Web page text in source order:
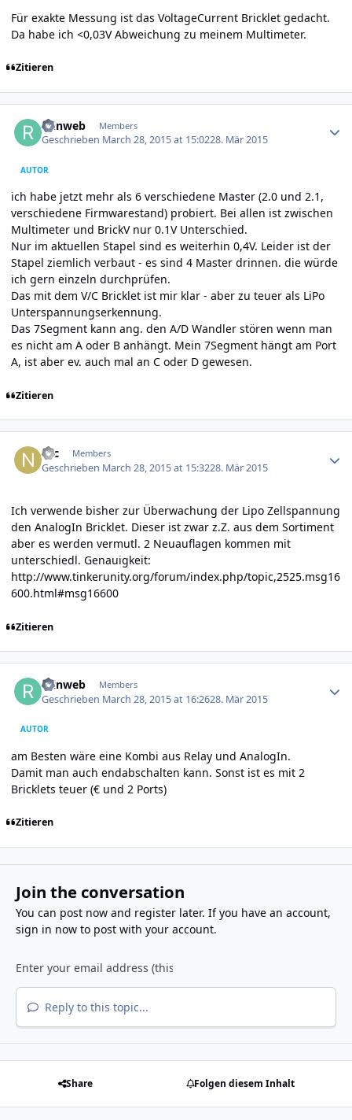
Für exakte Messung ist das VoltageCurrent Bricklet gedacht.
Da habe ich <0,03V Abweichung zu meinem Multimeter.
Zitieren
reinweb Members
Geschrieben March 28, 2015 at 15:0228. Mär 2015
AUTOR
ich habe jetzt mehr als 6 verschiedene Master (2.0 und 2.1,
verschiedene Firmwarestand) probiert. Bei allen ist zwischen
Multimeter und BrickV nur 0.1V Unterschied.
Nur im aktuellen Stapel sind es weiterhin 0,4V. Leider ist der
Stapel ziemlich verbaut - es sind 4 Master drinnen. die würde
ich gern einzeln durchprüfen.
Das mit dem V/C Bricklet ist mir klar - aber zu teuer als LiPo
Unterspannungserkennung.
Das 7Segment kann ang. den A/D Wandler stören wenn man
es nicht am A oder B anhängt. Mein 7Segment hängt am Port
A, ist aber ev. auch mal an C oder D gewesen.
Zitieren
Nic Members
Geschrieben March 28, 2015 at 15:3228. Mär 2015
Ich verwende bisher zur Überwachung der Lipo Zellspannung
den AnalogIn Bricklet. Dieser ist zwar z.Z. aus dem Sortiment
aber es werden vermutl. 2 Neuauflagen kommen mit
unterschiedl. Genauigkeit:
http://www.tinkerunity.org/forum/index.php/topic,2525.msg16
600.html#msg16600
Zitieren
reinweb Members
Geschrieben March 28, 2015 at 16:2628. Mär 2015
AUTOR
am Besten wäre eine Kombi aus Relay und AnalogIn.
Damit man auch endabschalten kann. Sonst ist es mit 2
Bricklets teuer (€ und 2 Ports)
Zitieren
Join the conversation
You can post now and register later. If you have an account,
sign in nowto post with your account.
Reply to this topic...
Share Folgen diesem Inhalt